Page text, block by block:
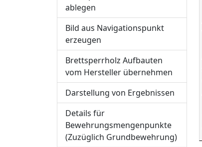
ablegen
Bild aus Navigationspunkt
erzeugen
Brettsperrholz Aufbauten
vom Hersteller übernehmen
Darstellung von Ergebnissen
Details für
Bewehrungsmengenpunkte
(Zuzüglich Grundbewehrung)